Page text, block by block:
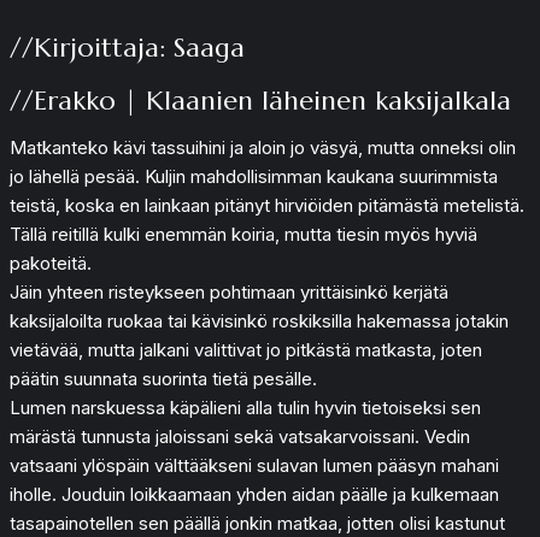
//Kirjoittaja: Saaga
//Erakko | Klaanien läheinen kaksijalkala
Matkanteko kävi tassuihini ja aloin jo väsyä, mutta onneksi olin
jo lähellä pesää. Kuljin mahdollisimman kaukana suurimmista
teistä, koska en lainkaan pitänyt hirviöiden pitämästä metelistä.
Tällä reitillä kulki enemmän koiria, mutta tiesin myös hyviä
pakoteitä.
Jäin yhteen risteykseen pohtimaan yrittäisinkö kerjätä
kaksijaloilta ruokaa tai kävisinkö roskiksilla hakemassa jotakin
vietävää, mutta jalkani valittivat jo pitkästä matkasta, joten
päätin suunnata suorinta tietä pesälle.
Lumen narskuessa käpälieni alla tulin hyvin tietoiseksi sen
märästä tunnusta jaloissani sekä vatsakarvoissani. Vedin
vatsaani ylöspäin välttääkseni sulavan lumen pääsyn mahani
iholle. Jouduin loikkaamaan yhden aidan päälle ja kulkemaan
tasapainotellen sen päällä jonkin matkaa, jotten olisi kastunut